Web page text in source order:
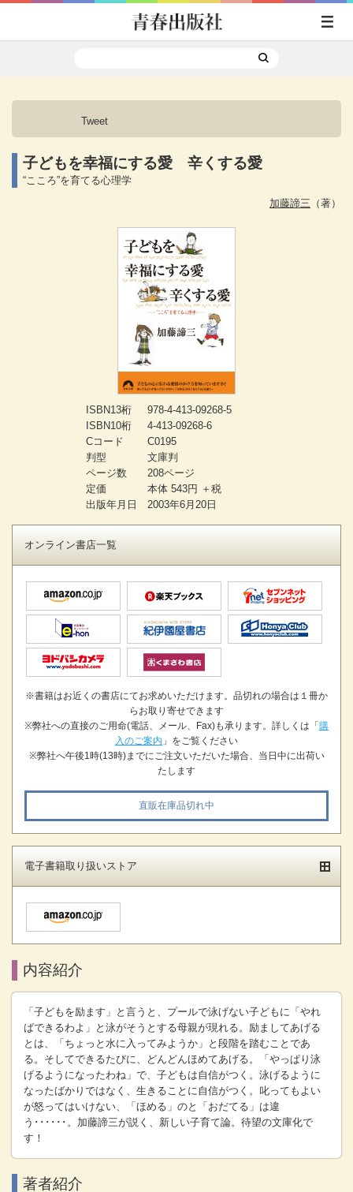
Tweet
子どもを幸福にする愛 辛くする愛
“こころ”を育てる心理学
加藤諦三 （著）
ISBN13桁
978-4-413-09268-5
ISBN10桁
4-413-09268-6
Cコード
C0195
判型
文庫判
ページ数
208ページ
定価
本体 543円 ＋税
出版年月日
2003年6月20日
オンライン書店一覧
※書籍はお近くの書店にてお求めいただけます。品切れの場合は１冊か
らお取り寄せできます
※弊社への直接のご用命(電話、メール、Fax)も承ります。詳しくは「 購
入のご案内 」をご覧ください
※弊社へ午後1時(13時)までにご注文いただいた場合、当日中に出荷い
たします
直販在庫品切れ中
電子書籍取り扱いストア
内容紹介
「子どもを励ます」と言うと、プールで泳げない子どもに「やれ
ばできるわよ」と泳がそうとする母親が現れる。励ましてあげる
とは、「ちょっと水に入ってみようか」と段階を踏むことであ
る。そしてできるたびに、どんどんほめてあげる。「やっぱり泳
げるようになったわね」で、子どもは自信がつく。泳げるように
なったばかりではなく、生きることに自信がつく。叱ってもよい
が怒ってはいけない、「ほめる」のと「おだてる」は違
う･･････。加藤諦三が説く、新しい子育て論。待望の文庫化で
す！
著者紹介